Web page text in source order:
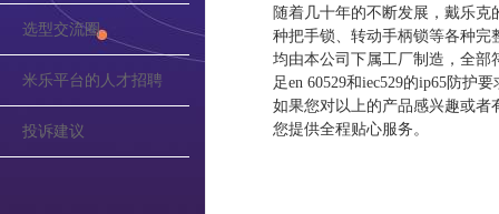
选型交流圈
米乐平台的人才招聘
投诉建议
随着几十年的不断发展，戴乐
种把手锁、转动手柄锁等各种完
均由本公司下属工厂制造，全部
足en 60529和iec529的ip65防护
如果您对以上的产品感兴趣或者
您提供全程贴心服务。